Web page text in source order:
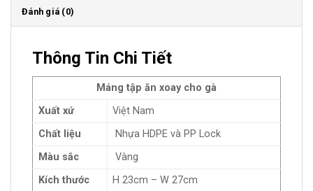
Đánh giá (0)
Thông Tin Chi Tiết
Máng tập ăn xoay cho gà
Xuất xứ
Việt Nam
Chất liệu
Nhựa HDPE và PP Lock
Màu sắc
Vàng
Kích thước
H 23cm – W 27cm